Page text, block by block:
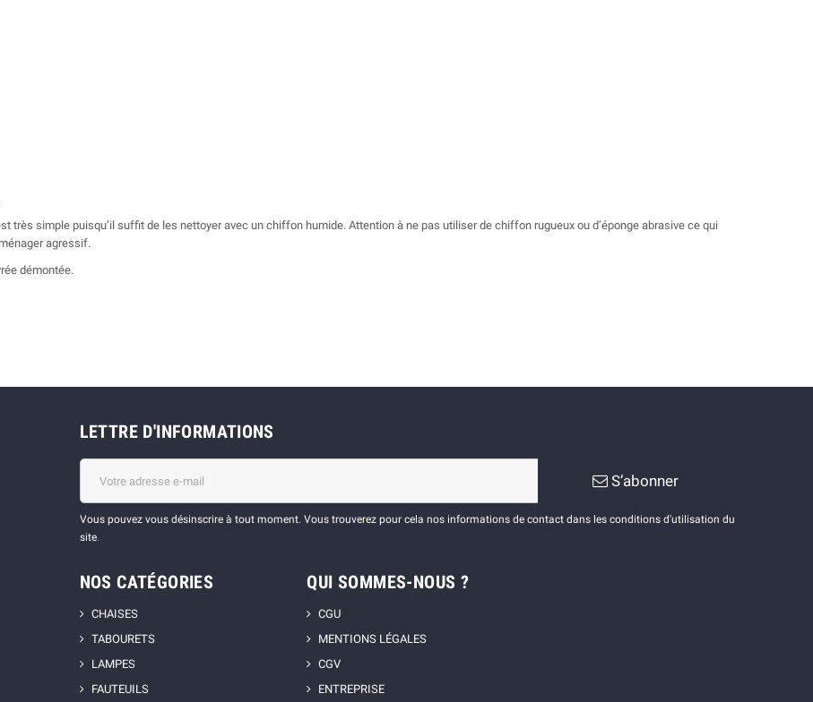
très simple puisqu’il suffit de les nettoyer avec un chiffon humide. Attention à ne pas utiliser de chiffon rugueux ou d’éponge abrasive ce qui
agressif.
démontée.
LETTRE D'INFORMATIONS
S’abonner
Vous pouvez vous désinscrire à tout moment. Vous trouverez pour cela nos informations de contact dans les conditions d'utilisation du
site.
NOS CATÉGORIES
CHAISES
TABOURETS
LAMPES
FAUTEUILS
QUI SOMMES-NOUS ?
CGU
MENTIONS LÉGALES
CGV
ENTREPRISE